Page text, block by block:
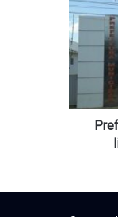
Catolé
do
Rocha
marca
data
de
licitações